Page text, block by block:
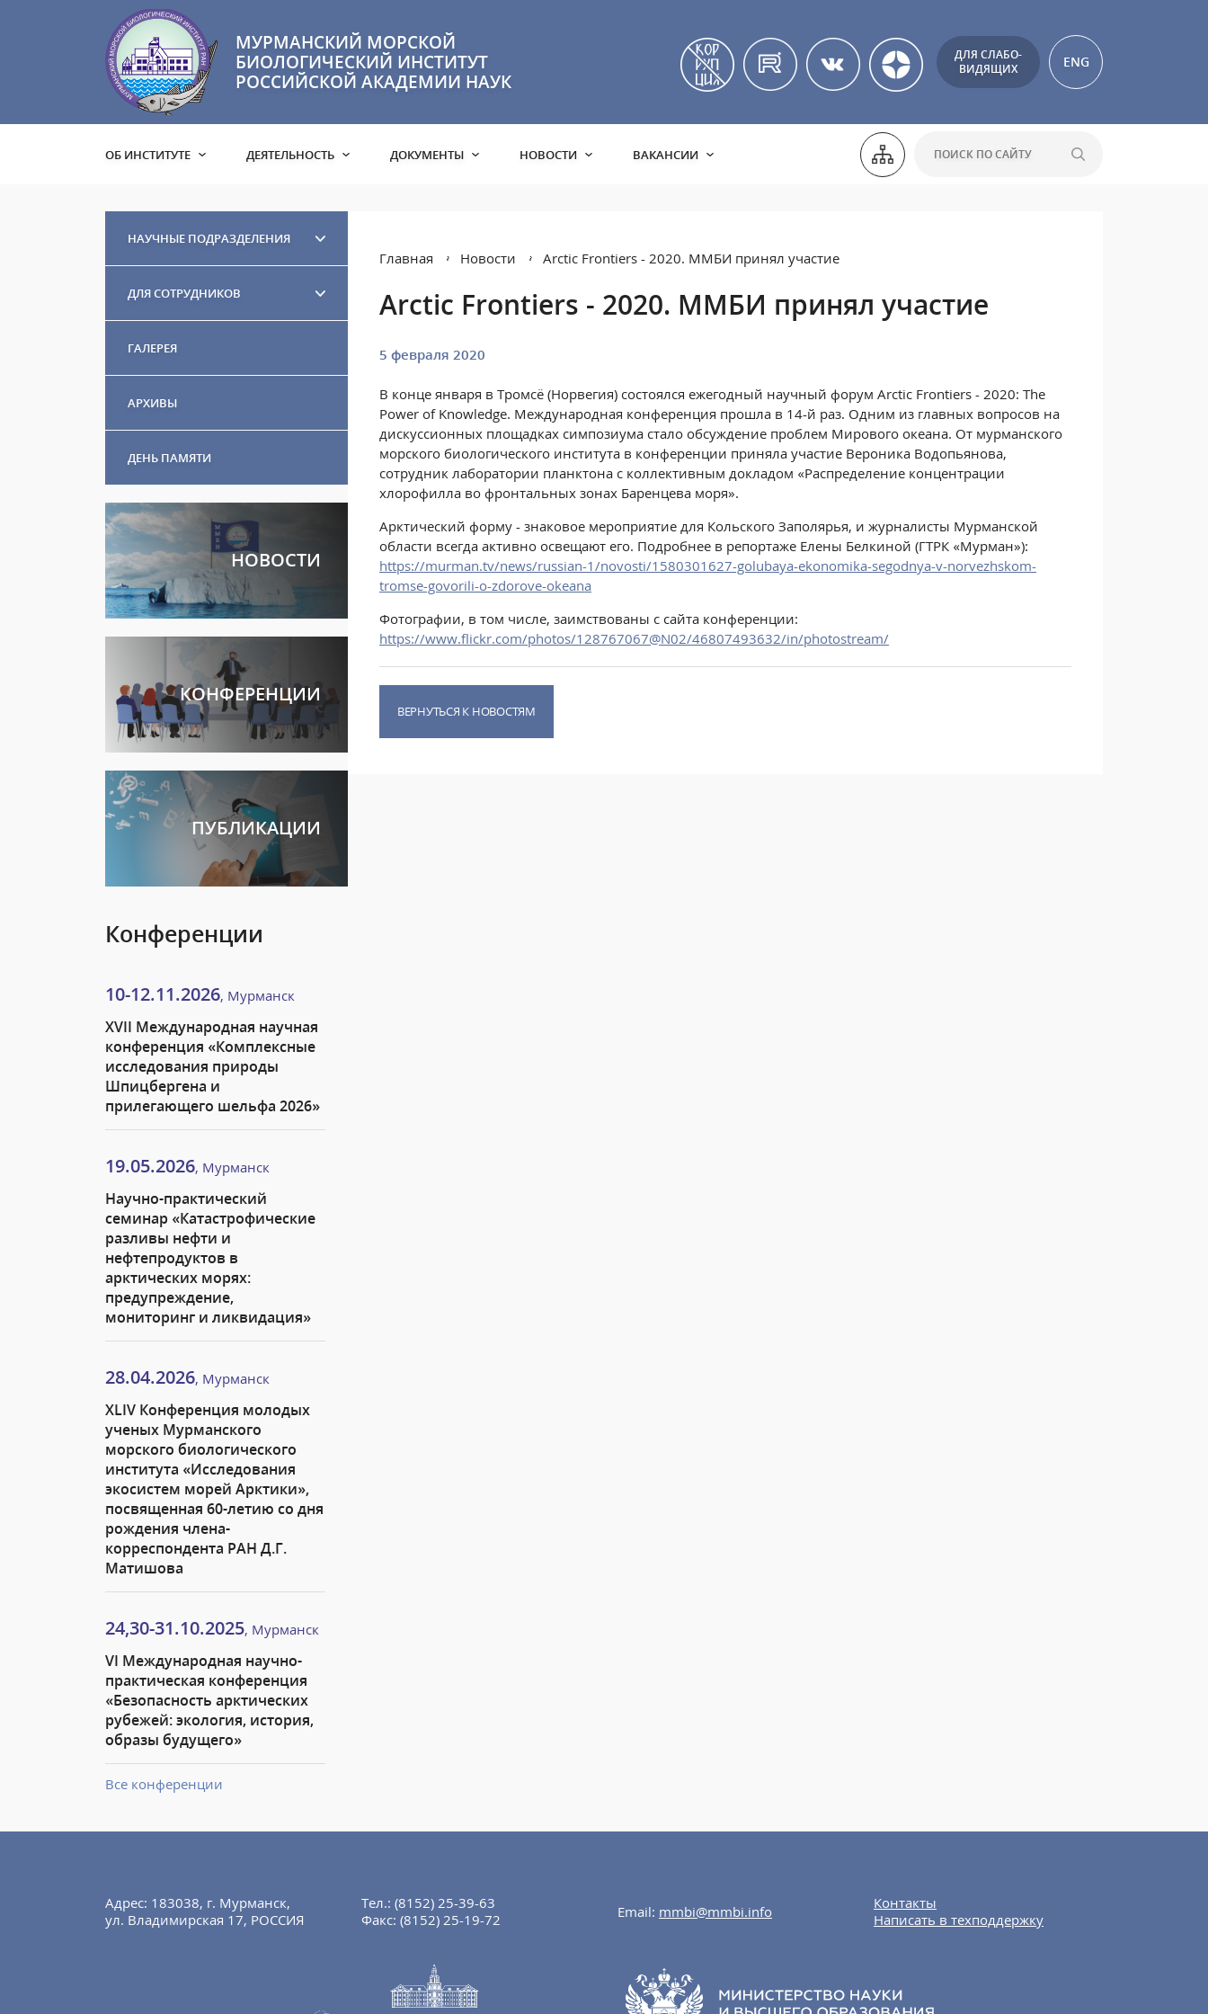
МУРМАНСКИЙ МОРСКОЙ
БИОЛОГИЧЕСКИЙ ИНСТИТУТ
РОССИЙСКОЙ АКАДЕМИИ НАУК
ДЛЯ СЛАБО-
ВИДЯЩИХ
ENG
ОБ ИНСТИТУТЕ ДЕЯТЕЛЬНОСТЬ ДОКУМЕНТЫ НОВОСТИ ВАКАНСИИ
НАУЧНЫЕ ПОДРАЗДЕЛЕНИЯ
ДЛЯ СОТРУДНИКОВ
ГАЛЕРЕЯ
АРХИВЫ
ДЕНЬ ПАМЯТИ
НОВОСТИ
КОНФЕРЕНЦИИ
ПУБЛИКАЦИИ
Конференции
10-12.11.2026, Мурманск
XVII Международная научная
конференция «Комплексные
исследования природы
Шпицбергена и
прилегающего шельфа 2026»
19.05.2026, Мурманск
Научно-практический
семинар «Катастрофические
разливы нефти и
нефтепродуктов в
арктических морях:
предупреждение,
мониторинг и ликвидация»
28.04.2026, Мурманск
XLIV Конференция молодых
ученых Мурманского
морского биологического
института «Исследования
экосистем морей Арктики»,
посвященная 60-летию со дня
рождения члена-
корреспондента РАН Д.Г.
Матишова
24,30-31.10.2025, Мурманск
VI Международная научно-
практическая конференция
«Безопасность арктических
рубежей: экология, история,
образы будущего»
Все конференции
Главная Новости Arctic Frontiers - 2020. ММБИ принял участие
Arctic Frontiers - 2020. ММБИ принял участие
5 февраля 2020
В конце января в Тромсё (Норвегия) состоялся ежегодный научный форум Arctic Frontiers - 2020: The
Power of Knowledge. Международная конференция прошла в 14-й раз. Одним из главных вопросов на
дискуссионных площадках симпозиума стало обсуждение проблем Мирового океана. От мурманского
морского биологического института в конференции приняла участие Вероника Водопьянова,
сотрудник лаборатории планктона с коллективным докладом «Распределение концентрации
хлорофилла во фронтальных зонах Баренцева моря».
Арктический форму - знаковое мероприятие для Кольского Заполярья, и журналисты Мурманской
области всегда активно освещают его. Подробнее в репортаже Елены Белкиной (ГТРК «Мурман»):
https://murman.tv/news/russian-1/novosti/1580301627-golubaya-ekonomika-segodnya-v-norvezhskom-
tromse-govorili-o-zdorove-okeana
Фотографии, в том числе, заимствованы с сайта конференции:
https://www.flickr.com/photos/128767067@N02/46807493632/in/photostream/
ВЕРНУТЬСЯ К НОВОСТЯМ
Адрес: 183038, г. Мурманск,
ул. Владимирская 17, РОССИЯ
Тел.: (8152) 25-39-63
Факс: (8152) 25-19-72 Email: mmbi@mmbi.info
Контакты
Написать в техподдержку